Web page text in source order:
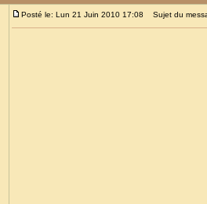
Posté le: Lun 21 Juin 2010 17:08 Sujet du